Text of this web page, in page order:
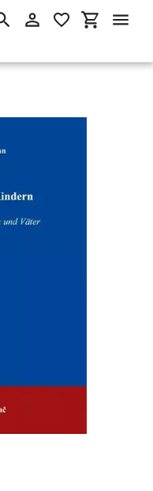
SuchenEinloggen